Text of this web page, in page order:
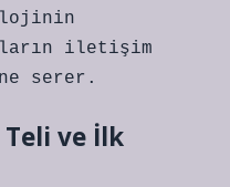
iletişim
serer.
ve İlk